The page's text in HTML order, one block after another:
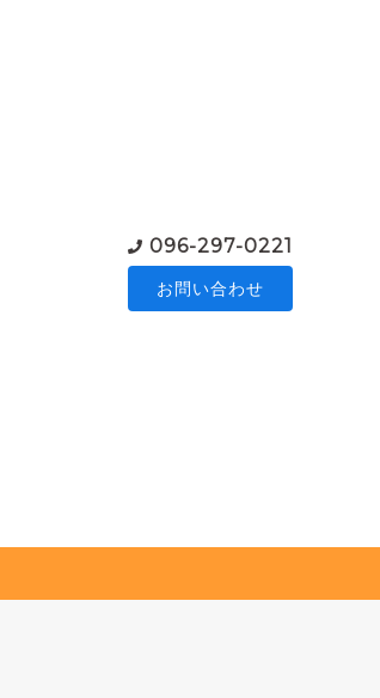
096-297-0221
お問い合わせ